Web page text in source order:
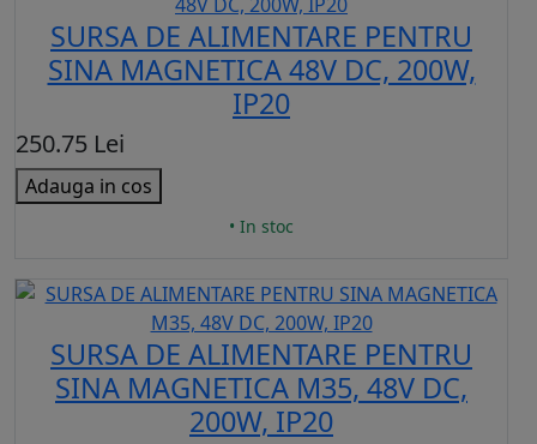
SURSA DE ALIMENTARE PENTRU
SINA MAGNETICA 48V DC, 200W,
IP20
250.75 Lei
Adauga in cos
• In stoc
SURSA DE ALIMENTARE PENTRU
SINA MAGNETICA M35, 48V DC,
200W, IP20